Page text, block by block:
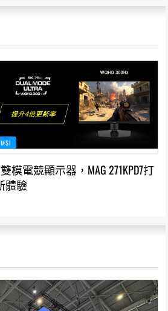
MSI
雙模電競顯示器，MAG 271KPD7打
體驗